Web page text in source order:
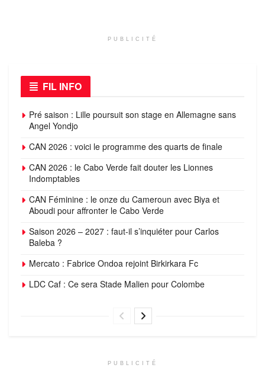
PUBLICITÉ
FIL INFO
Pré saison : Lille poursuit son stage en Allemagne sans
Angel Yondjo
CAN 2026 : voici le programme des quarts de finale
CAN 2026 : le Cabo Verde fait douter les Lionnes
Indomptables
CAN Féminine : le onze du Cameroun avec Biya et
Aboudi pour affronter le Cabo Verde
Saison 2026 – 2027 : faut-il s’inquiéter pour Carlos
Baleba ?
Mercato : Fabrice Ondoa rejoint Birkirkara Fc
LDC Caf : Ce sera Stade Malien pour Colombe
PUBLICITÉ